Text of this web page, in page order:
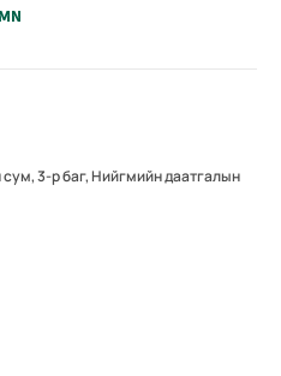
3-р баг, Нийгмийн даатгалын